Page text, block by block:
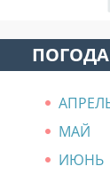
МАЙ
ИЮНЬ